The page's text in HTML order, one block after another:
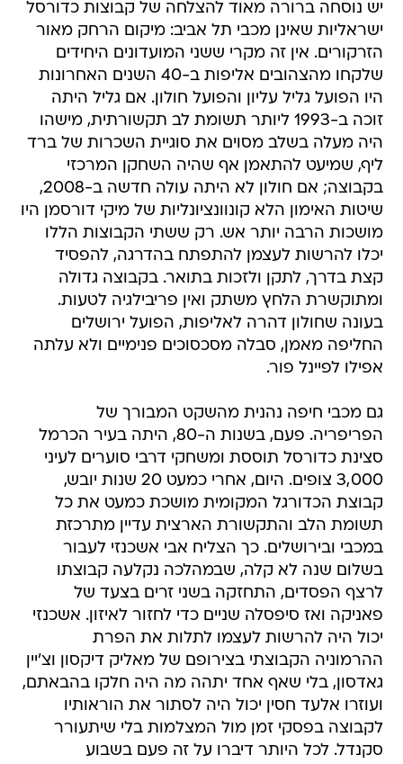
יש נוסחה ברורה מאוד להצלחה של קבוצות כדורסל
ישראליות שאינן מכבי תל אביב: מיקום הרחק מאור
הזרקורים. אין זה מקרי ששני המועדונים היחידים
שלקחו מהצהובים אליפות ב-40 השנים האחרונות
היו הפועל גליל עליון והפועל חולון. אם גליל היתה
זוכה ב-1993 ליותר תשומת לב תקשורתית, מישהו
היה מעלה בשלב מסוים את סוגיית השכרות של ברד
ליף, שמיעט להתאמן אף שהיה השחקן המרכזי
בקבוצה; אם חולון לא היתה עולה חדשה ב-2008,
שיטות האימון הלא קונוונציונליות של מיקי דורסמן היו
מושכות הרבה יותר אש. רק ששתי הקבוצות הללו
יכלו להרשות לעצמן להתפתח בהדרגה, להפסיד
קצת בדרך, לתקן ולזכות בתואר. בקבוצה גדולה
ומתוקשרת הלחץ משתק ואין פריבילגיה לטעות.
בעונה שחולון דהרה לאליפות, הפועל ירושלים
החליפה מאמן, סבלה מסכסוכים פנימיים ולא עלתה
אפילו לפיינל פור.
גם מכבי חיפה נהנית מהשקט המבורך של
הפריפריה. פעם, בשנות ה-80, היתה בעיר הכרמל
סצינת כדורסל תוססת ומשחקי דרבי סוערים לעיני
3,000 צופים. היום, אחרי כמעט 20 שנות יובש,
קבוצת הכדורגל המקומית מושכת כמעט את כל
תשומת הלב והתקשורת הארצית עדיין מתרכזת
במכבי ובירושלים. כך הצליח אבי אשכנזי לעבור
בשלום שנה לא קלה, שבמהלכה נקלעה קבוצתו
לרצף הפסדים, התחזקה בשני זרים בצעד של
פאניקה ואז סיפסלה שניים כדי לחזור לאיזון. אשכנזי
יכול היה להרשות לעצמו לתלות את הפרת
ההרמוניה הקבוצתי בצירופם של מאליק דיקסון וצ'יין
גאדסון, בלי שאף אחד יתהה מה היה חלקו בהבאתם,
ועוזרו אלעד חסין יכול היה לסתור את הוראותיו
לקבוצה בפסקי זמן מול המצלמות בלי שיתעורר
סקנדל. לכל היותר דיברו על זה פעם בשבוע